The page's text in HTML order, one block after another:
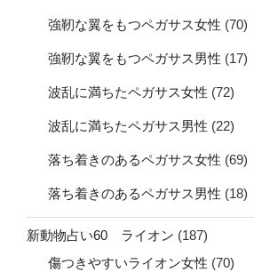
強靭な翼をもつペガサス女性 (70)
強靭な翼をもつペガサス男性 (17)
波乱に満ちたペガサス女性 (72)
波乱に満ちたペガサス男性 (22)
落ち着きのあるペガサス女性 (69)
落ち着きのあるペガサス男性 (18)
新動物占い60 ライオン (187)
傷つきやすいライオン女性 (70)